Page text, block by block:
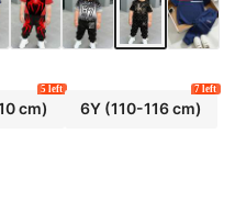
cm)
5 left
6Y(110-116 cm)
7 left